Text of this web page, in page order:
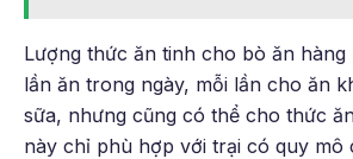
Lượng thức ăn tinh cho bò ăn
lần ăn trong ngày, mỗi lần cho ăn
sữa, nhưng cũng có thể cho thức
này chỉ phù hợp với trại có quy mô